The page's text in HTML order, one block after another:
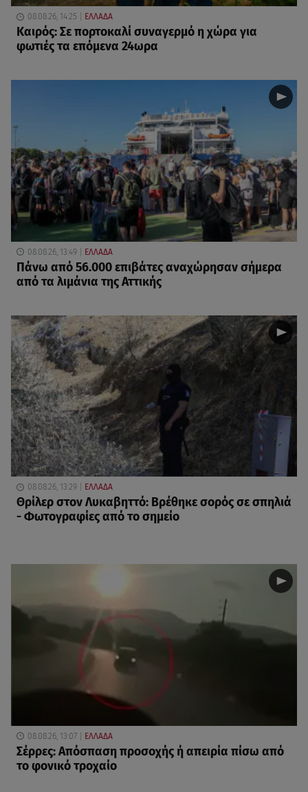
08.08.26, 14:25 ΕΛΛΑΔΑ
Καιρός: Σε πορτοκαλί συναγερμό η χώρα για
φωτιές τα επόμενα 24ωρα
08.08.26, 13:49 ΕΛΛΑΔΑ
Πάνω από 56.000 επιβάτες αναχώρησαν σήμερα
από τα λιμάνια της Αττικής
08.08.26, 13:29 ΕΛΛΑΔΑ
Θρίλερ στον Λυκαβηττό: Βρέθηκε σορός σε σπηλιά
- Φωτογραφίες από το σημείο
08.08.26, 13:07 ΕΛΛΑΔΑ
Σέρρες: Απόσπαση προσοχής ή απειρία πίσω από
το φονικό τροχαίο